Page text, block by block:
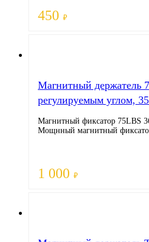
450 ₽
Магнитный держатель
регулируемым углом,
1 000 ₽
Магнитный фиксатор 75LBS
Мощнный магнитный